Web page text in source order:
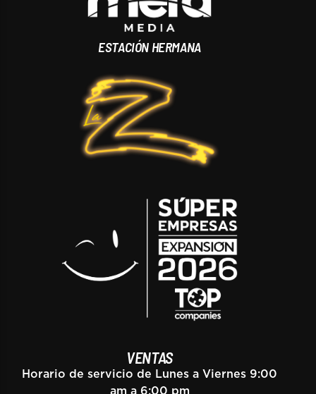
ESTACIÓN HERMANA
VENTAS
Horario de servicio de Lunes a Viernes 9:00
am a 6:00 pm